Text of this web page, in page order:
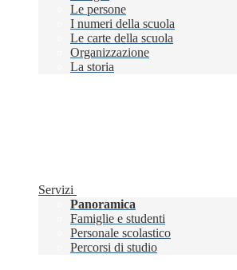
Le persone
I numeri della scuola
Le carte della scuola
Organizzazione
La storia
Servizi
Panoramica
Famiglie e studenti
Personale scolastico
Percorsi di studio